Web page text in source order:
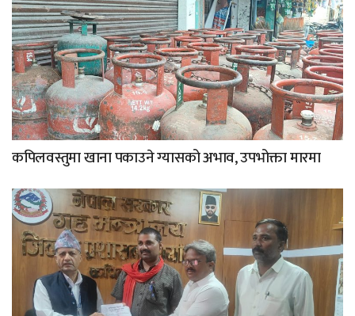
कपिलवस्तुमा खाना पकाउने ग्यासको अभाव, उपभोक्ता मारमा